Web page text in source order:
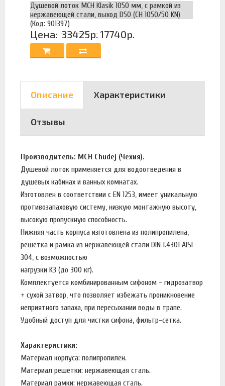
Душевой лоток MCH Klasik 1050 мм, с рамкой из
нержавеющей стали, выход D50 (CH 1050/50 KN)
(Код: 901397)
Цена: 33425р.17740р.
Описание Характеристики
Отзывы
Производитель: MCH Chudej (Чехия).
Душевой лоток применяется для водоотведения в
душевых кабинах и ванных комнатах.
Изготовлен в соответствии с EN 1253, имеет уникальную
противозапаховую систему, низкую монтажную высоту,
высокую пропускную способность.
Нижняя часть корпуса изготовлена из полипропилена,
решетка и рамка из нержавеющей стали DIN 1.4301 AISI
304, с возможностью
нагрузки K3 (до 300 кг).
Комплектуется комбинированным сифоном - гидрозатвор
+ сухой затвор, что позволяет избежать проникновение
неприятного запаха, при пересыхании воды в трапе.
Удобный доступ для чистки сифона, фильтр-сетка.
Характеристики:
Материал корпуса: полипропилен.
Материал решетки: нержавеющая сталь.
Материал рамки: нержавеющая сталь.